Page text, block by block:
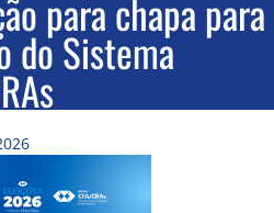
para chapa para
do Sistema